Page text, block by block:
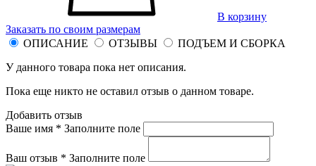
В корзину
Заказать по своим размерам
ОПИСАНИЕ
ОТЗЫВЫ
ПОДЪЕМ И СБОРКА
У данного товара пока нет описания.
Пока еще никто не оставил отзыв о данном товаре.
Добавить отзыв
Ваше имя * Заполните поле
Ваш отзыв * Заполните поле